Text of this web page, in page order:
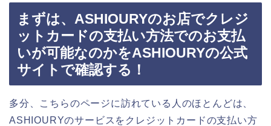
まずは、ASHIOURYのお店でクレジ
ットカードの支払い方法でのお支払
いが可能なのかをASHIOURYの公式
サイトで確認する！
多分、こちらのページに訪れている人のほとんどは、
ASHIOURYのサービスをクレジットカードの支払い方